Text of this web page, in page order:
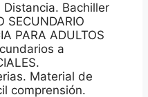
Bachiller
SECUNDARIO
PARA ADULTOS
a
Material de
comprensión.